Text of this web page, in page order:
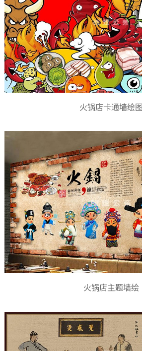
火锅店卡通墙绘图
火锅店主题墙绘